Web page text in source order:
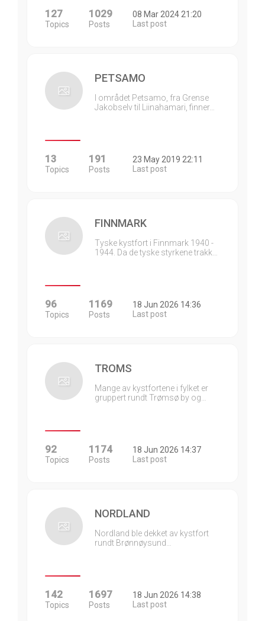
127
Topics
1029
Posts
08 Mar 2024 21:20
Last post
PETSAMO
I området Petsamo, fra Grense
Jakobselv til Liinahamari, finner…
13
Topics
191
Posts
23 May 2019 22:11
Last post
FINNMARK
Tyske kystfort i Finnmark 1940 -
1944. Da de tyske styrkene trakk…
96
Topics
1169
Posts
18 Jun 2026 14:36
Last post
TROMS
Mange av kystfortene i fylket er
gruppert rundt Trømsø by og…
92
Topics
1174
Posts
18 Jun 2026 14:37
Last post
NORDLAND
Nordland ble dekket av kystfort
rundt Brønnøysund…
142
Topics
1697
Posts
18 Jun 2026 14:38
Last post